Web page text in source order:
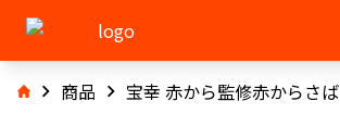
商品 宝幸 赤から監修赤からさば